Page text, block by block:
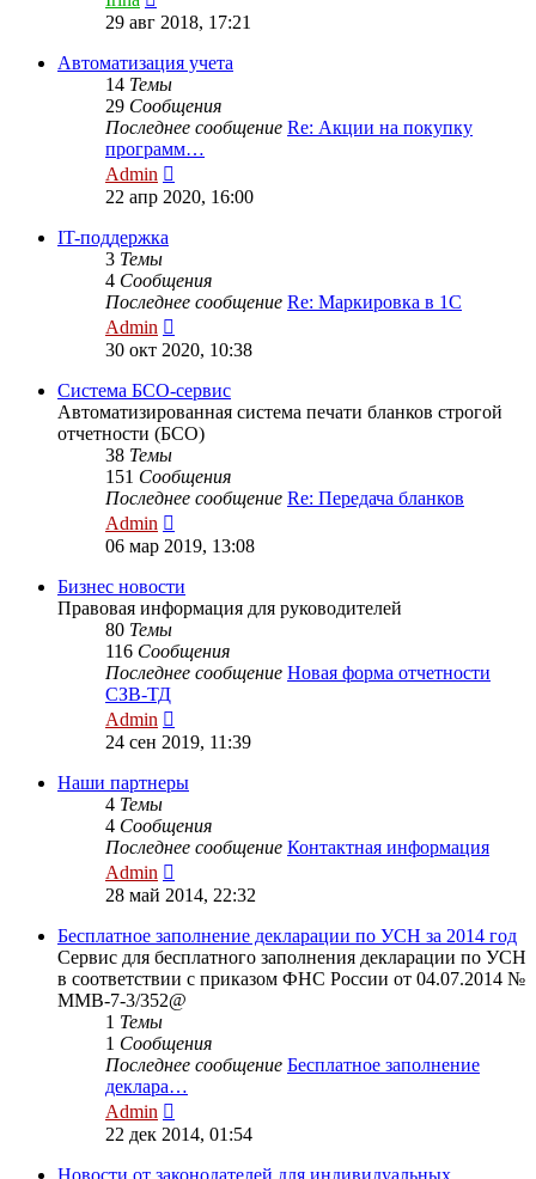
к
сообщению
29 авг 2018, 17:21
Автоматизация учета
14 Темы
29 Сообщения
Последнее сообщение Re: Акции на покупку
программ…
Admin
к
22 апр 2020, 16:00
IT-поддержка
3 Темы
4 Сообщения
Последнее сообщение Re: Маркировка в 1С
Admin
к
сообщению
30 окт 2020, 10:38
Система БСО-сервис
Автоматизированная система печати бланков строгой
отчетности (БСО)
38 Темы
151 Сообщения
Последнее сообщение Re: Передача бланков
Admin
к
сообщению
06 мар 2019, 13:08
Бизнес новости
Правовая информация для руководителей
80 Темы
116 Сообщения
Последнее сообщение Новая форма отчетности
СЗВ-ТД
Admin
к
сообщению
24 сен 2019, 11:39
Наши партнеры
4 Темы
4 Сообщения
Последнее сообщение Контактная информация
Admin
к
сообщению
28 май 2014, 22:32
Бесплатное заполнение декларации по УСН за 2014 год
Сервис для бесплатного заполнения декларации по УСН
в соответствии с приказом ФНС России от 04.07.2014 №
ММВ-7-3/352@
1 Темы
1 Сообщения
Последнее сообщение Бесплатное заполнение
деклара…
Admin
к
сообщению
22 дек 2014, 01:54